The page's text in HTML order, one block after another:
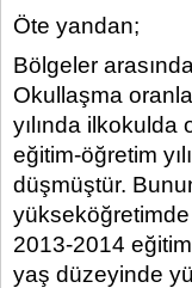
Öte yandan;
Bölgeler
Okullaşma
yılında
eğitim-öğretim
düşmüştür.
yükseköğretimde
2013-2014
yaş düzeyinde